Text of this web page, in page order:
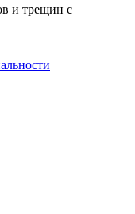
и трещин с